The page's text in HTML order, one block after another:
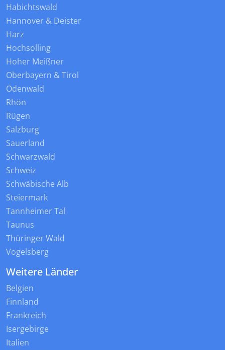
Habichtswald
Hannover & Deister
Harz
Hochsolling
Hoher Meißner
Oberbayern & Tirol
Odenwald
Rhön
Rügen
Salzburg
Sauerland
Schwarzwald
Schweiz
Schwäbische Alb
Steiermark
Tannheimer Tal
Taunus
Thüringer Wald
Vogelsberg
Weitere Länder
Belgien
Finnland
Frankreich
Isergebirge
Italien